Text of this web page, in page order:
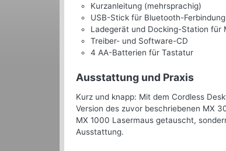
Kurzanleitung (mehrsprachig)
USB-Stick für Bluetooth-Ferbindung
Ladegerät und Docking-Station für
Treiber- und Software-CD
4 AA-Batterien für Tastatur
Ausstattung und Praxis
Kurz und knapp: Mit dem Cordless
Version des zuvor beschriebenen MX
MX 1000 Lasermaus getauscht,
Ausstattung.